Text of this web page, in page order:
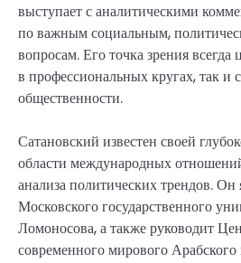
выступает с аналитическими
по важным социальным,
вопросам. Его точка зрения всегда
в профессиональных кругах, так и
общественности.
Сатановский известен своей
области международных
анализа политических трендов. Он
Московского государственного
Ломоносова, а также руководит
современного мирового